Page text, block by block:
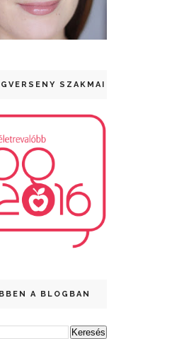
SZAKMAI DÍJ
A BLOGBAN